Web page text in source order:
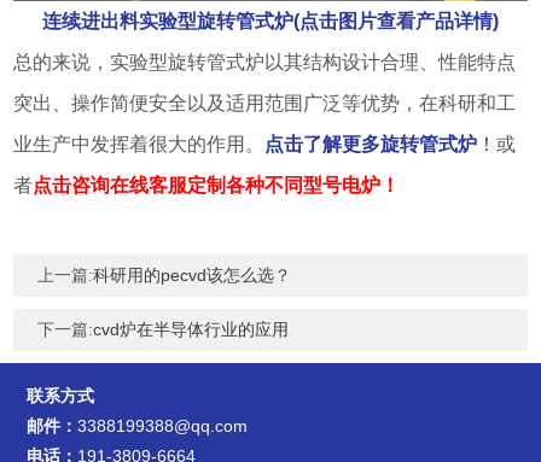
连续进出料实验型旋转管式炉(点击图片查看产品详情)
总的来说，实验型旋转管式炉以其结构设计合理、性能特点
突出、操作简便安全以及适用范围广泛等优势，在科研和工
业生产中发挥着很大的作用。
点击了解更多旋转管式炉 ！或
者点击咨询在线客服定制各种不同型号电炉！
上一篇:科研用的pecvd该怎么选？
下一篇:cvd炉在半导体行业的应用
联系方式
邮件：3388199388@qq.com
电话： 191-3809-6664